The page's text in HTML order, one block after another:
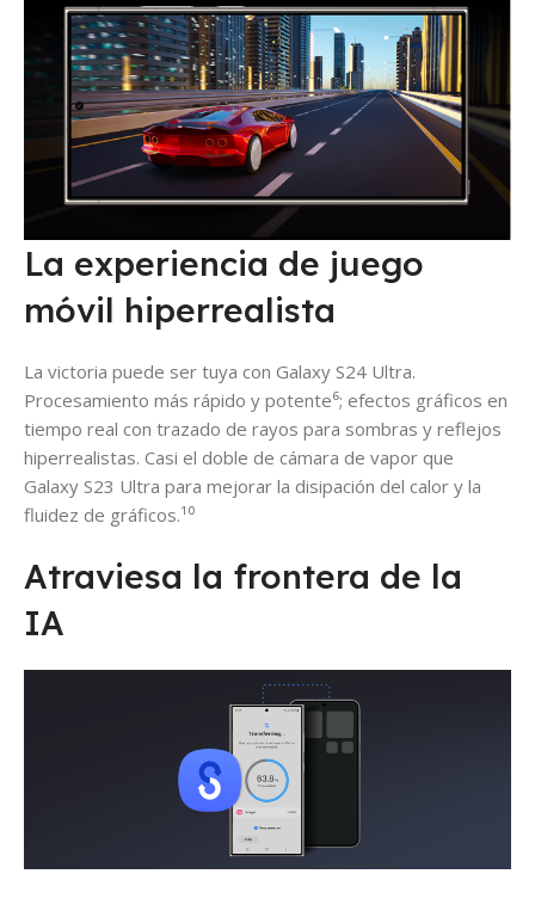
La experiencia de juego
móvil hiperrealista
La victoria puede ser tuya con Galaxy S24 Ultra.
Procesamiento más rápido y potente⁶; efectos gráficos en
tiempo real con trazado de rayos para sombras y reflejos
hiperrealistas. Casi el doble de cámara de vapor que
Galaxy S23 Ultra para mejorar la disipación del calor y la
fluidez de gráficos.¹⁰
Atraviesa la frontera de la
IA